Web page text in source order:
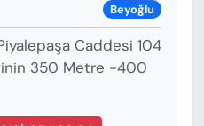
Beyoğlu
Caddesi 104
350 Metre -400